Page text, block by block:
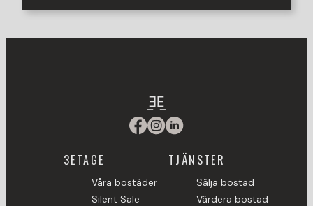
3ETAGE
Våra bostäder
Silent Sale
TJÄNSTER
Sälja bostad
Värdera bostad